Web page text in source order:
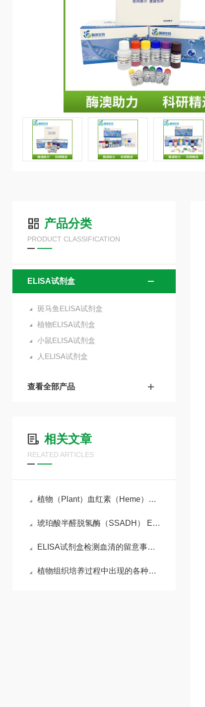
产品分类
PRODUCT CLASSIFICATION
ELISA试剂盒
斑马鱼ELISA试剂盒
植物ELISA试剂盒
小鼠ELISA试剂盒
人ELISA试剂盒
查看全部产品
相关文章
RELATED ARTICLES
植物（Plant）血红素（Heme）ELISA检测试剂盒的工作原理
琥珀酸半醛脱氢酶（SSADH） ELISA检测试剂盒检测原理
ELISA试剂盒检测血清的留意事项有哪些？
植物组织培养过程中出现的各种污染判断与处理